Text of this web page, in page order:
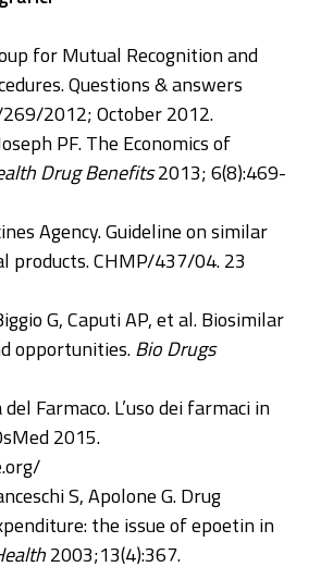
for Mutual Recognition and
Questions & answers
2012; October 2012.
PF. The Economics of
Drug Benefits2013; 6(8):469-
Agency. Guideline on similar
products. CHMP/437/04. 23
G, Caputi AP, et al. Biosimilar
opportunities.Bio Drugs
Farmaco. L’uso dei farmaci in
2015.
S, Apolone G. Drug
the issue of epoetin in
2003;13(4):367.